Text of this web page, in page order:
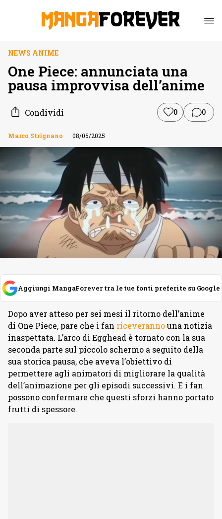
NEWS ANIME
One Piece: annunciata una
pausa improvvisa dell’anime
Condividi 0 0
Marco Strignano 08/05/2025
Aggiungi MangaForever tra le tue fonti preferite su Google
Dopo aver atteso per sei mesi il ritorno dell’anime
di One Piece, pare che i fan riceverannouna notizia
inaspettata. L’arco di Egghead è tornato con la sua
seconda parte sul piccolo schermo a seguito della
sua storica pausa, che aveva l’obiettivo di
permettere agli animatori di migliorare la qualità
dell’animazione per gli episodi successivi. E i fan
possono confermare che questi sforzi hanno portato
frutti di spessore.